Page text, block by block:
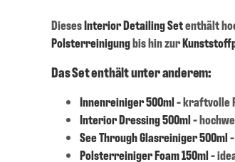
DiesesInterior Detailing Setenthält
Polsterreinigungbis hin zur
Das Set enthält unter anderem:
Innenreiniger 500ml- kraftvolle
Interior Dressing 500ml-
See Through Glasreiniger 500ml
Polsterreiniger Foam 150ml-